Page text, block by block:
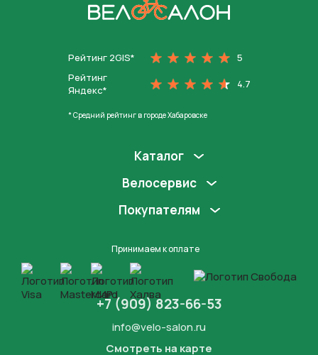
Рейтинг 2GIS*
5
Рейтинг
Яндекс*
4.7
* Средний рейтинг в городе Хабаровске
Каталог
Велосервис
Покупателям
Принимаем к оплате
+7 (909) 823-66-53
info@velo-salon.ru
Смотреть на карте